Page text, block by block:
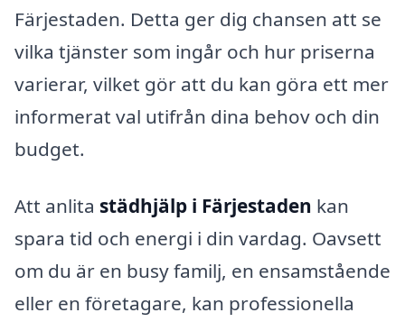
Färjestaden. Detta ger dig chansen att se
vilka tjänster som ingår och hur priserna
varierar, vilket gör att du kan göra ett mer
informerat val utifrån dina behov och din
budget.
Att anlita städhjälp i Färjestaden kan
spara tid och energi i din vardag. Oavsett
om du är en busy familj, en ensamstående
eller en företagare, kan professionella